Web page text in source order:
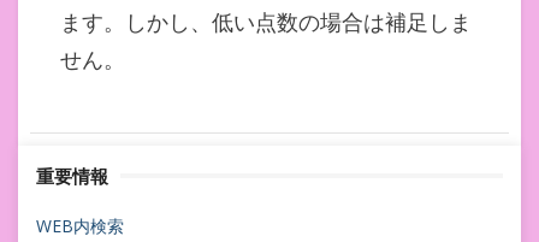
ます。しかし、低い点数の場合は補足しま
せん。
重要情報
WEB内検索